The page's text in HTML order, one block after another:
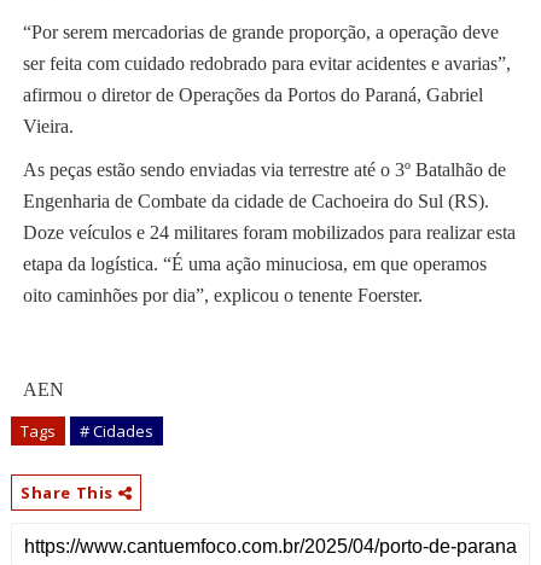
“Por serem mercadorias de grande proporção, a operação deve
ser feita com cuidado redobrado para evitar acidentes e avarias”,
afirmou o diretor de Operações da Portos do Paraná, Gabriel
Vieira.​
As peças estão sendo enviadas via terrestre até o 3º Batalhão de
Engenharia de Combate da cidade de Cachoeira do Sul (RS).
Doze veículos e 24 militares foram mobilizados para realizar esta
etapa da logística. “É uma ação minuciosa, em que operamos
oito caminhões por dia”, explicou o tenente Foerster.​
AEN
Tags # Cidades
Share This